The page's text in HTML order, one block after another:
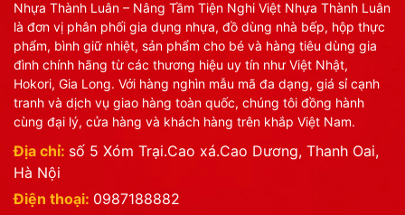
Nhựa Thành Luân – Nâng Tầm Tiện Nghi Việt Nhựa Thành Luân
là đơn vị phân phối gia dụng nhựa, đồ dùng nhà bếp, hộp thực
phẩm, bình giữ nhiệt, sản phẩm cho bé và hàng tiêu dùng gia
đình chính hãng từ các thương hiệu uy tín như Việt Nhật,
Hokori, Gia Long. Với hàng nghìn mẫu mã đa dạng, giá sỉ cạnh
tranh và dịch vụ giao hàng toàn quốc, chúng tôi đồng hành
cùng đại lý, cửa hàng và khách hàng trên khắp Việt Nam.
Địa chỉ: số 5 Xóm Trại.Cao xá.Cao Dương, Thanh Oai,
Hà Nội
Điện thoại: 0987188882